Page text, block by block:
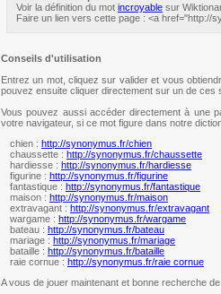
Voir la définition du mot incroyable sur
Faire un lien vers cette page : <a href="http://
Conseils d'utilisation
Entrez un mot, cliquez sur valider et vous
pouvez ensuite cliquer directement sur un de
Vous pouvez aussi accéder directement à une
votre navigateur, si ce mot figure dans notre
chien : http://synonymus.fr/chien
chaussette : http://synonymus.fr/chaussette
hardiesse : http://synonymus.fr/hardiesse
figurine : http://synonymus.fr/figurine
fantastique : http://synonymus.fr/fantastique
maison : http://synonymus.fr/maison
extravagant : http://synonymus.fr/extravagant
wargame : http://synonymus.fr/wargame
bateau : http://synonymus.fr/bateau
mariage : http://synonymus.fr/mariage
bataille : http://synonymus.fr/bataille
raie cornue : http://synonymus.fr/raie cornue
A vous de jouer maintenant et bonne recherche